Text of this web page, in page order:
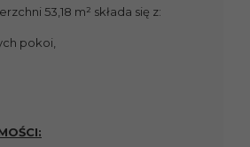
53,18 m² składa się z:
pokoi,